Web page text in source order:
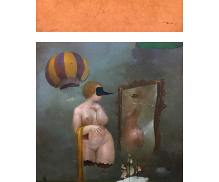
Reflejos Pasados – Santiago
Valladares
ARTE ERÓTICO/PINTURAS /SANTIAGO
VALLADARES